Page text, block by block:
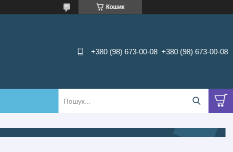
Кошик
+380 (98) 673-00-08 +380 (98) 673-00-08